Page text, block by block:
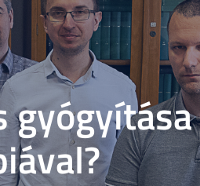
gyógyítása